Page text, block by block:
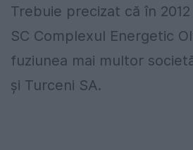
Trebuie precizat că în
SC Complexul Energetic
fuziunea mai multor
şi Turceni SA.